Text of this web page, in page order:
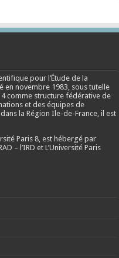
pour l’Étude de la
ennovembre 1983, sous tutelle
comme structure fédérative de
et des équipes de
la Région Ile-de-France, il est
Paris 8, est hébergé par
– l’IRD et L’Université Paris